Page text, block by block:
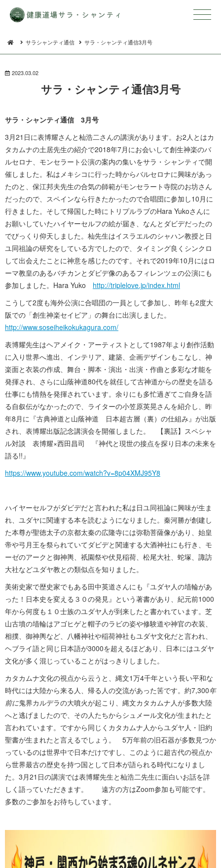
サラシャンティ通信 サラ・シャンティ通信3月号
2023.03.02
サラ・シャンティ通 信 3 月 号
サラ・シャンティ通信 3月号
3月21日に表博耀さんと杣浩二さんの講演があります。お2人とはカ
タカムナの土居先生の紹介で2018年7月にお会いして創生神楽のバ
ルセロナ、モンセラート公演の案内の集いをサラ・シャンティで開
催しました。私はメキシコに行った時からバルセロナに興味があっ
たのと、保江邦夫先生の合気の師範がモンセラート寺院のお坊さん
だったので、スペインなら行きたかったので合唱団に参加し10月に
行きました。そして帰国した時にトリプルラブのHara Yukoさんに
お願いしていたハイヤーセルフの絵が届き、なんとダビデだったの
でびっくり仰天しました。杣先生はイスラエルのシャハン教授と日
ユ同祖論の研究をしている方でしたので、タイミング良くシンクロ
して出会えたことに神意を感じたのです。それで2019年10月にはロ
ーマ教皇のあるバチカンとダビデ像のあるフィレンツェの公演にも
参加しました。Hara Yuko http://triplelove.jp/index.html
こうして2度も海外公演に合唱団の一員として参加し、昨年も2度大
阪での「創生神楽セイビア」の舞台に出演しました。
http://www.soseiheikokukagura.com/
表博耀先生はヘアメイク・アーティストとして1987年より創作活動
に入り世界へ進出、インテリア、建築、企画デザインもこなし、神
楽面と衣装の作成、舞台・脚本・演出・出演・作曲と多彩な才能を
発揮され、さらに山蔭神道80代を就任して古神道からの歴史を語る
仕事にも情熱を発揮されています。余りにも多忙過ぎてご自身を語
る自叙伝がなかったので、ライターの小笠原英晃さんを紹介し、昨
年8月に『古典神道と山蔭神道 日本超古層（裏）の仕組み』が出版
され、表博耀出版記念講演会を開催しました。 【裏話】スペシャ
ル対談 表博耀×西田昌司 『神代と現世の接点を探り日本の未来を
語 る ! ! 』
https://www.youtube.com/watch?v=8p04XMJ95Y8
ハイヤーセルフがダビデだと言われた私は日ユ同祖論に興味が生ま
れ、ユダヤに関連する本を読むようになりました。秦河勝が創建し
た本尊が聖徳太子の京都太秦の広隆寺には弥勒菩薩像があり、始皇
帝や弓月王を祭られていてダビデと関連する大酒神社にも行き、モ
ーゼのアークと御神輿、祇園祭や伏見稲荷、松尾大社、蛇塚、諏訪
大社などユダヤ教との類似点を知り ま し た 。
美術史家で歴史家でもある田中英道さんにも『ユダヤ人の埴輪があ
った！日本史を変える３０の発見』という著書があり、紀元前1000
年から何度も１０士族のユダヤ人が到来したと書かれています。芝
山古墳の埴輪はアゴヒゲと帽子のラビの姿や修験道や神官の衣装、
相撲、御神輿など、八幡神社や稲荷神社もユダヤ文化だと言われ、
ヘブライ語と同じ日本語が3000を超えるほどあり、日本にはユダヤ
文化が多く混じっていることがはっきりし ま し た 。
カタカムナ文化の視点から云うと、縄文1万4千年という長い平和な
時代には大陸から来る人、帰る人の交流があった筈です。約7,300年
前に鬼界カルデラの大噴火が起こり、縄文カタカムナ人が多数大陸
へと逃げましたので、その人たちからシュメール文化が生まれたと
言われています。ですから同じくカタカムナ人からユダヤ人・旧約
聖書が生まれたと言えるでしょう。 5万年前の旧石器が多数見つか
っているのは世界中で日本だけですし、このように超古代の視点か
ら世界最古の歴史を持つ国として日本が語られる時代になりまし
た。3月21日の講演では表博耀先生と杣浩二先生に面白いお話を詳
しく語っていただきます。 遠方の方はZoom参加も可能です。
多数のご参加をお待ちしています。